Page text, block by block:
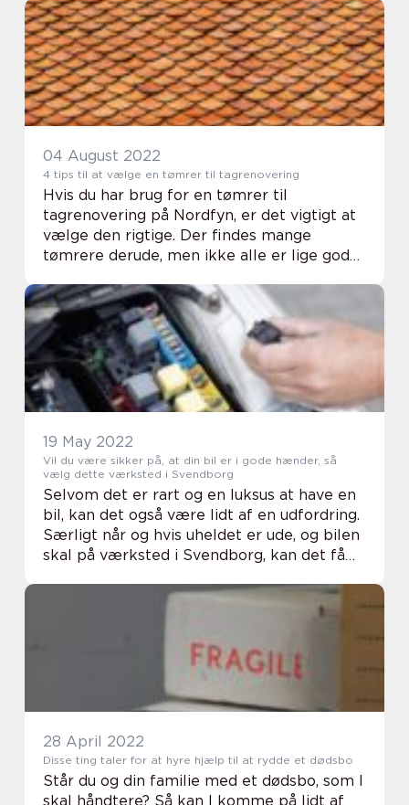
holdbarhed til vægt og æste...
04 August 2022
4 tips til at vælge en tømrer til tagrenovering
Hvis du har brug for en tømrer til
tagrenovering på Nordfyn, er det vigtigt at
vælge den rigtige. Der findes mange
tømrere derude, men ikke alle er lige gode.
vælge den rigtige til opgaven. Der er flere
tin...
19 May 2022
Vil du være sikker på, at din bil er i gode hænder, så
vælg dette værksted i Svendborg
Selvom det er rart og en luksus at have en
bil, kan det også være lidt af en udfordring.
Særligt når og hvis uheldet er ude, og bilen
skal på værksted i Svendborg, kan det få
det være smart at have en fast ...
28 April 2022
Disse ting taler for at hyre hjælp til at rydde et dødsbo
Står du og din familie med et dødsbo, som I
skal håndtere? Så kan I komme på lidt af